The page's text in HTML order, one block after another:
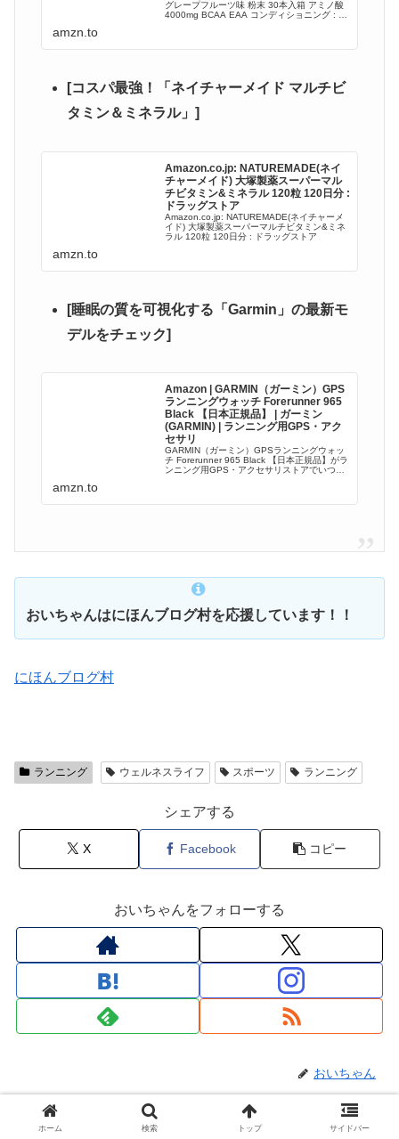
グレープフルーツ味 粉末 30本入箱 アミノ酸
4000mg BCAA EAA コンディショニング : ド
amzn.to
[コスパ最強！「ネイチャーメイド マルチビ
タミン＆ミネラル」]
Amazon.co.jp: NATUREMADE(ネイ
チャーメイド) 大塚製薬スーパーマル
チビタミン&ミネラル 120粒 120日分 :
ドラッグストア
Amazon.co.jp: NATUREMADE(ネイチャーメ
イド) 大塚製薬スーパーマルチビタミン&ミネ
ラル 120粒 120日分 : ドラッグストア
amzn.to
[睡眠の質を可視化する「Garmin」の最新モ
デルをチェック]
Amazon | GARMIN（ガーミン）GPS
ランニングウォッチ Forerunner 965
Black 【日本正規品】 | ガーミン
(GARMIN) | ランニング用GPS・アク
セサリ
GARMIN（ガーミン）GPSランニングウォッ
チ Forerunner 965 Black 【日本正規品】がラ
ンニング用GPS・アクセサリストアでいつで
amzn.to
おいちゃんはにほんブログ村を応援しています！！
にほんブログ村
ランニング ウェルネスライフ スポーツ ランニング
シェアする
X Facebook コピー
おいちゃんをフォローする
おいちゃん
関連記事
ホーム 検索 トップ サイドバー